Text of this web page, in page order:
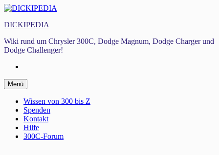
Zum
springen
DICKIPEDIA
Wiki rund um Chrysler 300C, Dodge Magnum, Dodge Charger und
Dodge Challenger!
Menü Zum
Inhalt
springen
Wissen von 300 bis Z
Spenden
Kontakt
Hilfe
300C-Forum